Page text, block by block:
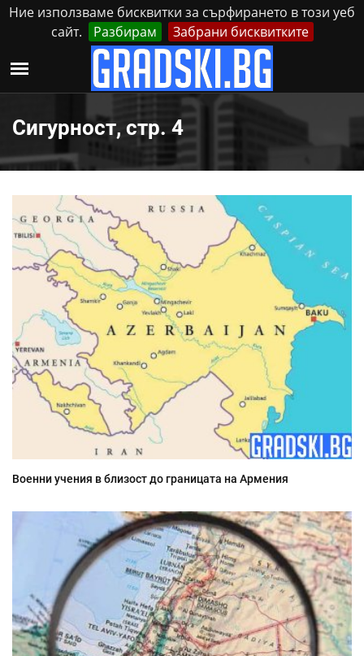
Ние използваме бисквитки за сърфирането в този уеб
сайт.
Разбирам Забрани бисквитките
Събота, 8 Август, 2026 Реклама Контакти
Сигурност, стр. 4
Военни учения в близост до границата на Армения